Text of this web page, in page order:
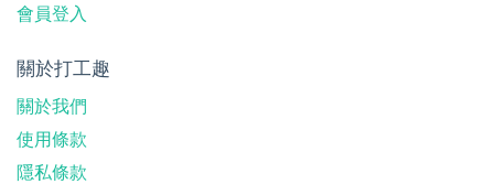
會員登入
關於打工趣
關於我們
使用條款
隱私條款